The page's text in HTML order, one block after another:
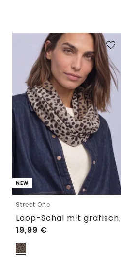
NEW
Street One
Loop-
19,99 €